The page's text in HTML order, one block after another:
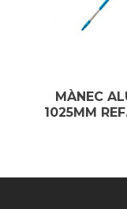
MÀNEC
1025MM